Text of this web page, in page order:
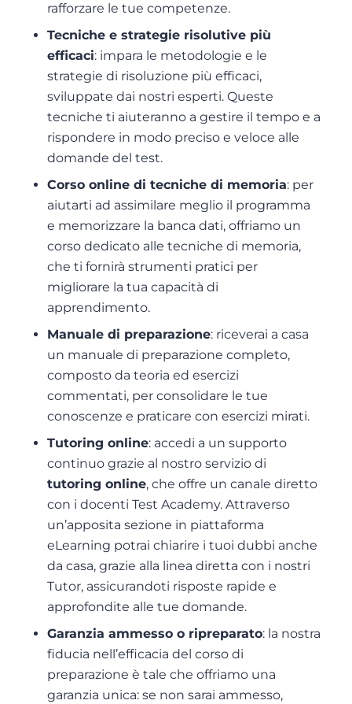
rafforzare le tue competenze.
Tecniche e strategie risolutive più
efficaci: impara le metodologie e le
strategie di risoluzione più efficaci,
sviluppate dai nostri esperti. Queste
tecniche ti aiuteranno a gestire il tempo e a
rispondere in modo preciso e veloce alle
domande del test.
Corso online di tecniche di memoria: per
aiutarti ad assimilare meglio il programma
e memorizzare la banca dati, offriamo un
corso dedicato alle tecniche di memoria,
che ti fornirà strumenti pratici per
migliorare la tua capacità di
apprendimento.
Manuale di preparazione: riceverai a casa
un manuale di preparazione completo,
composto da teoria ed esercizi
commentati, per consolidare le tue
conoscenze e praticare con esercizi mirati.
Tutoring online: accedi a un supporto
continuo grazie al nostro servizio di
tutoring online, che offre un canale diretto
con i docenti Test Academy. Attraverso
un’apposita sezione in piattaforma
eLearning potrai chiarire i tuoi dubbi anche
da casa, grazie alla linea diretta con i nostri
Tutor, assicurandoti risposte rapide e
approfondite alle tue domande.
Garanzia ammesso o ripreparato: la nostra
fiducia nell’efficacia del corso di
preparazione è tale che offriamo una
garanzia unica: se non sarai ammesso,